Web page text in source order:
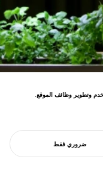
مبتكر للعيش
وتطوير وظائف الموقع.
ضروري فقط